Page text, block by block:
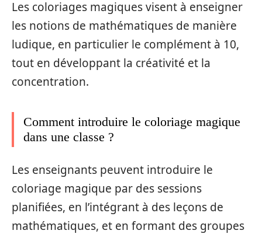
Les coloriages magiques visent à enseigner
les notions de mathématiques de manière
ludique, en particulier le complément à 10,
tout en développant la créativité et la
concentration.
Comment introduire le coloriage magique
dans une classe ?
Les enseignants peuvent introduire le
coloriage magique par des sessions
planifiées, en l’intégrant à des leçons de
mathématiques, et en formant des groupes